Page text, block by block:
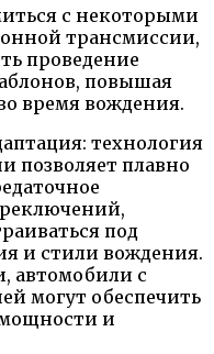
с некоторыми
трансмиссии,
проведение
повышая
время вождения.
технология
позволяет плавно
под
и стили вождения.
автомобили с
могут обеспечить
и